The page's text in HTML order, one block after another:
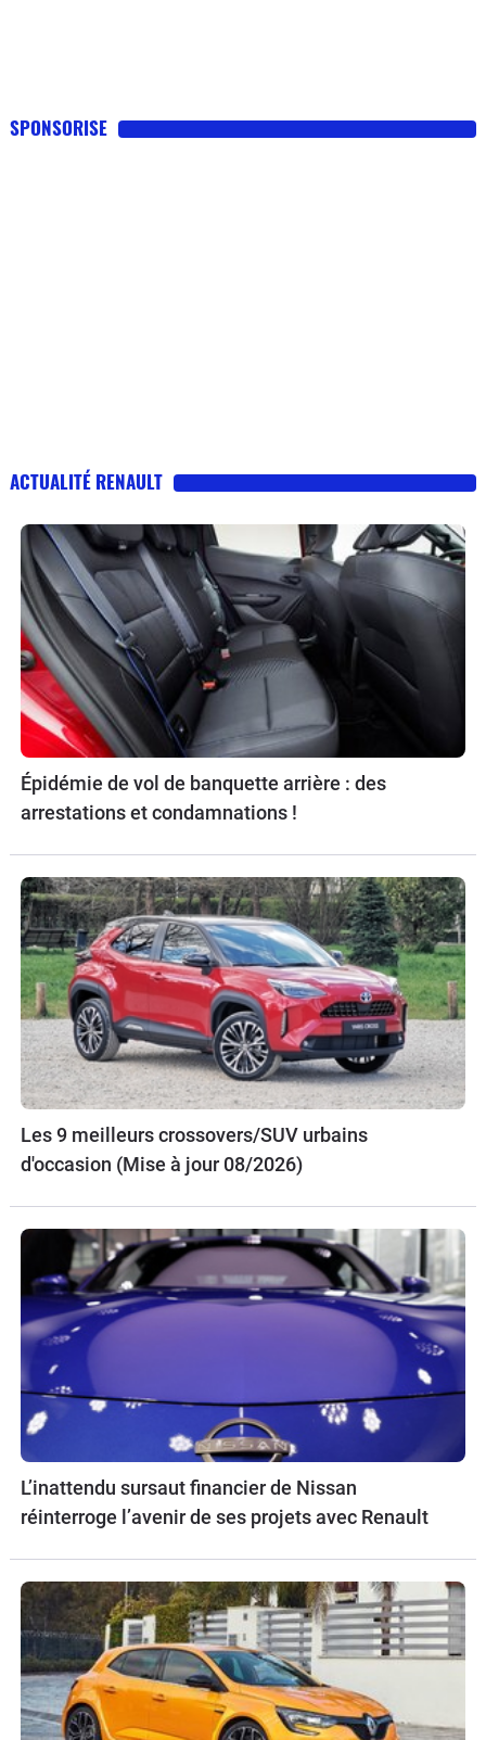
SPONSORISE
ACTUALITÉ RENAULT
Épidémie de vol de banquette arrière : des
arrestations et condamnations !
Les 9 meilleurs crossovers/SUV urbains
d'occasion (Mise à jour 08/2026)
L’inattendu sursaut financier de Nissan
réinterroge l’avenir de ses projets avec Renault